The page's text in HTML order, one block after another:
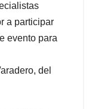
a participar
evento para
del